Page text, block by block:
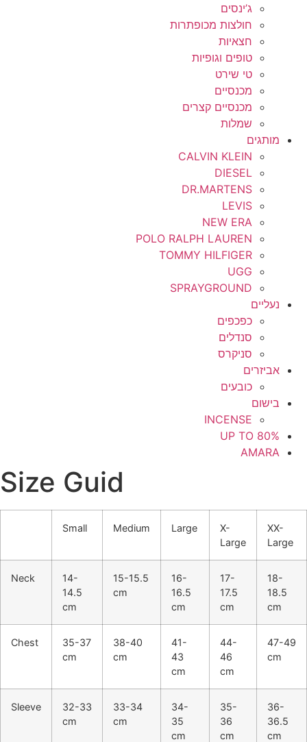
ג’ינסים
חולצות מכופתרות
חצאיות
טופים וגופיות
טי שירט
מכנסיים
מכנסיים קצרים
שמלות
מותגים
CALVIN KLEIN
DIESEL
DR.MARTENS
LEVIS
NEW ERA
POLO RALPH LAUREN
TOMMY HILFIGER
UGG
SPRAYGROUND
נעליים
כפכפים
סנדלים
סניקרס
אביזרים
כובעים
בישום
INCENSE
UP TO 80%
AMARA
Size Guid
Small Medium Large
X-
Large
XX-
Large
Neck
14-
14.5
cm
15-15.5
cm
16-
16.5
cm
17-
17.5
cm
18-
18.5
cm
Chest
35-37
cm
38-40
cm
41-
43
cm
44-
46
cm
47-49
cm
Sleeve
32-33
cm
33-34
cm
34-
35
cm
35-
36
cm
36-
36.5
cm